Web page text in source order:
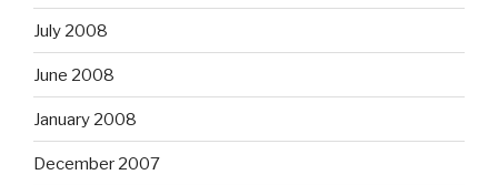
July 2008
June 2008
January 2008
December 2007